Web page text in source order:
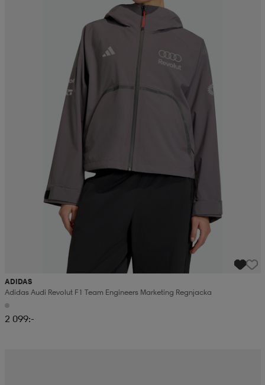
ADIDAS
Adidas Audi Revolut F1 Team Engineers Marketing Regnjacka
2 099:-